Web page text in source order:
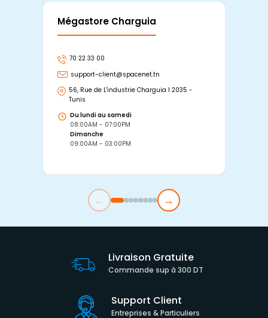
Mégastore Charguia
70 22 33 00
support-client@spacenet.tn
56, Rue de L'industrie Charguia I 2035 -
Tunis
Du lundi au samedi
08:00AM - 07:00PM
Dimanche
09:00AM - 03:00PM
← →
Livraison Gratuite
Commande sup à 300 DT
Support Client
Entreprises & Particuliers